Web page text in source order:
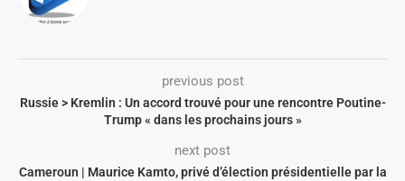
previous post
Russie > Kremlin : Un accord trouvé pour une rencontre Poutine-
Trump « dans les prochains jours »
next post
Cameroun | Maurice Kamto, privé d’élection présidentielle par la